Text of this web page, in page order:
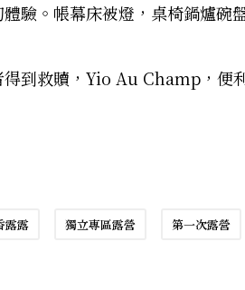
驗。帳幕床被燈，桌椅鍋爐碗
到救贖，Yio Au Champ，便
露露 獨立專區露營 第一次露營